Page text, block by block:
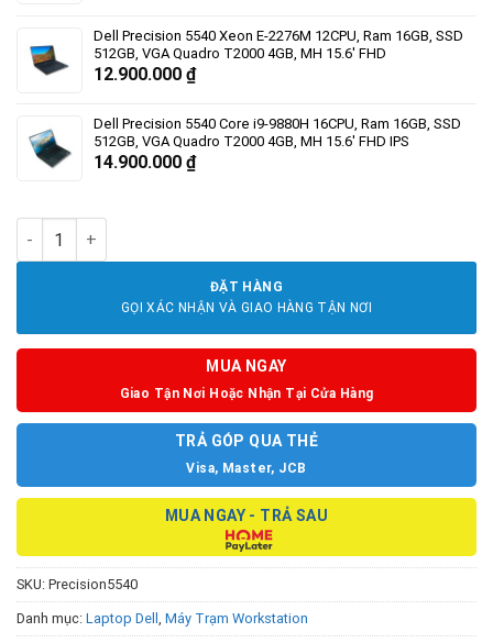
Dell Precision 5540 Xeon E-2276M 12CPU, Ram 16GB, SSD
512GB, VGA Quadro T2000 4GB, MH 15.6' FHD
12.900.000 ₫
Dell Precision 5540 Core i9-9880H 16CPU, Ram 16GB, SSD
512GB, VGA Quadro T2000 4GB, MH 15.6' FHD IPS
14.900.000 ₫
Dell Precision 5540 Core i7-9750H 12CPU, Ram 16GB, SSD
ĐẶT HÀNG
GỌI XÁC NHẬN VÀ GIAO HÀNG TẬN NƠI
MUA NGAY
Giao Tận Nơi Hoặc Nhận Tại Cửa Hàng
TRẢ GÓP QUA THẺ
Visa, Master, JCB
MUA NGAY - TRẢ SAU
SKU: Precision5540
Danh mục: Laptop Dell , Máy Trạm Workstation